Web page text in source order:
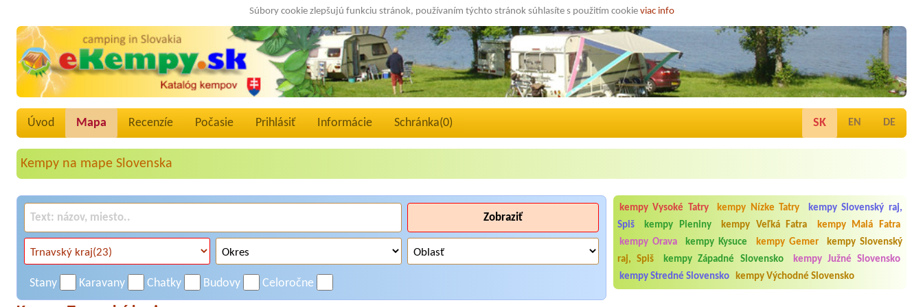
Súbory cookie zlepšujú funkciu stránok, používaním týchto stránok súhlasíte s použitím cookie viac info
Úvod Mapa Recenzíe Počasie Prihlásiť Informácie Schránka(0) SK EN DE
Kempy na mape Slovenska
Zobraziť
Stany Karavany Chatky Budovy Celoročne
kempy Vysoké Tatry kempy Nízke Tatry
kempy Slovenský raj,
Spiš
kempy Pieniny kempy Veľká Fatra
kempy Malá Fatra
kempy Orava
kempy Kysuce kempy Gemer
kempy Slovenský
raj, Spiš
kempy Západné Slovensko
kempy Južné Slovensko
kempy Stredné Slovensko
kempy Východné Slovensko